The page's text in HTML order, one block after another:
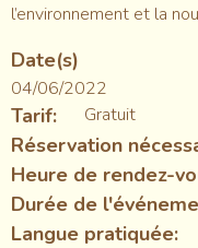
l’environnement et la
Date(s)
04/06/2022
Tarif Gratuit
Réservation
Heure de rendez-
Durée de
Langue pratiquée